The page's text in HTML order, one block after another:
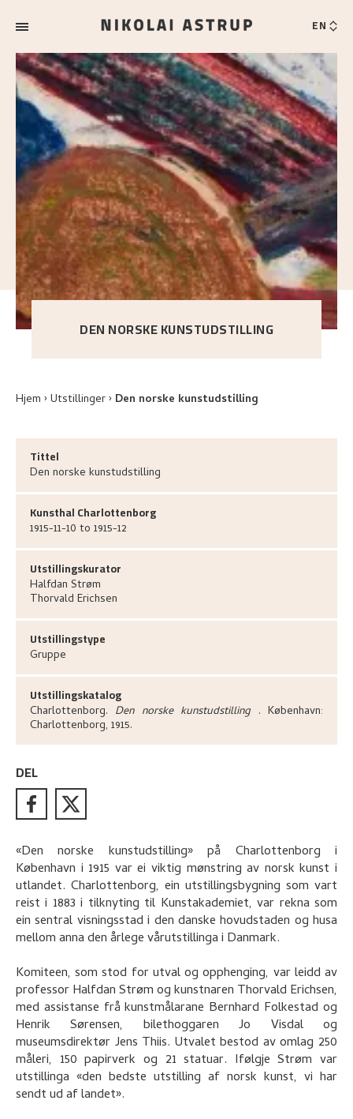
EN
DEN NORSKE KUNSTUDSTILLING
Hjem Utstillinger Den norske kunstudstilling
Tittel
Den norske kunstudstilling
Kunsthal Charlottenborg
1915-11-10 to 1915-12
Utstillingskurator
Halfdan Strøm
Thorvald Erichsen
Utstillingstype
Gruppe
Utstillingskatalog
Charlottenborg. Den norske kunstudstilling .København:
Charlottenborg, 1915.
DEL
«Den norske kunstudstilling» på Charlottenborg i
København i 1915 var ei viktig mønstring av norsk kunst i
utlandet. Charlottenborg, ein utstillingsbygning som vart
reist i 1883 i tilknyting til Kunstakademiet, var rekna som
ein sentral visningsstad i den danske hovudstaden og husa
mellom anna den årlege vårutstillinga i Danmark.
Komiteen, som stod for utval og opphenging, var leidd av
professor Halfdan Strøm og kunstnaren Thorvald Erichsen,
med assistanse frå kunstmålarane Bernhard Folkestad og
Henrik Sørensen, bilethoggaren Jo Visdal og
museumsdirektør Jens Thiis. Utvalet bestod av omlag 250
måleri, 150 papirverk og 21 statuar. Ifølgje Strøm var
utstillinga «den bedste utstilling af norsk kunst, vi har
sendt ud af landet».